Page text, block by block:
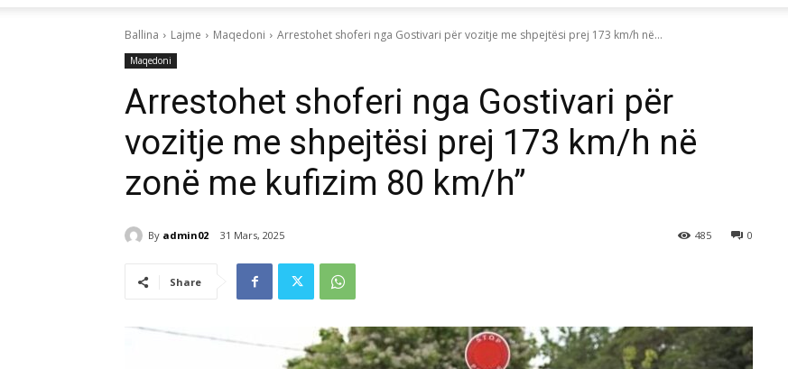
Ballina Lajme Maqedoni Arrestohet shoferi nga Gostivari për vozitje me shpejtësi prej 173 km/h në...
Maqedoni
Arrestohet shoferi nga Gostivari për
vozitje me shpejtësi prej 173 km/h në
zonë me kufizim 80 km/h”
By admin02 31 Mars, 2025 0
485
Share